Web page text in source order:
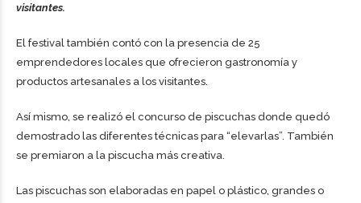
visitantes.
El festival también contó con la presencia de 25
emprendedores locales que ofrecieron gastronomía y
productos artesanales a los visitantes.
Así mismo, se realizó el concurso de piscuchas donde quedó
demostrado las diferentes técnicas para “elevarlas”. También
se premiaron a la piscucha más creativa.
Las piscuchas son elaboradas en papel o plástico, grandes o